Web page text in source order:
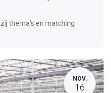
thema's en matching
NOV.
16